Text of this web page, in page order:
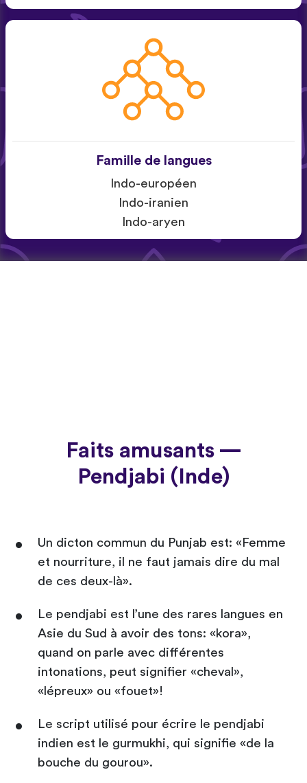
Famille de langues
Indo-européen
Indo-iranien
Indo-aryen
Faits amusants —
Pendjabi (Inde)
Un dicton commun du Punjab est: «Femme
et nourriture, il ne faut jamais dire du mal
de ces deux-là».
Le pendjabi est l’une des rares langues en
Asie du Sud à avoir des tons: «kora»,
quand on parle avec différentes
intonations, peut signifier «cheval»,
«lépreux» ou «fouet»!
Le script utilisé pour écrire le pendjabi
indien est le gurmukhi, qui signifie «de la
bouche du gourou».